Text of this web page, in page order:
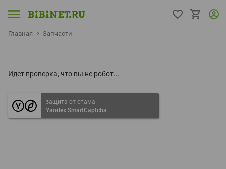
Главная Запчасти
Идет проверка, что вы не робот...
защита от спама
Yandex SmartCaptcha